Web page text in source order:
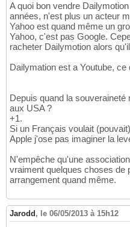
A quoi bon vendre
années, n'est plus un acteur
Yahoo est quand même un
Yahoo, c'est pas Google.
racheter Dailymotion alors
Dailymation est a Youtube, ce
Depuis quand la
aux USA ?
+1.
Si un Français voulait
Apple j'ose pas imaginer la
N'empêche qu'une
vraiment quelques choses de
arrangement quand même.
Jarodd , le 06/05/2013 à 15h12